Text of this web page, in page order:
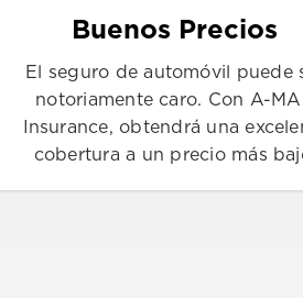
Buenos Precios
El seguro de automóvil puede
notoriamente caro. Con A-
Insurance, obtendrá una
cobertura a un precio más